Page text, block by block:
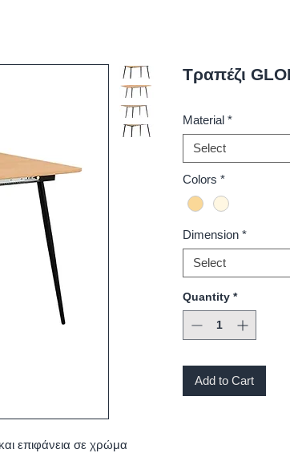
επιφάνεια σε χρώμα
Τραπέζι
Material *
Select
Colors *
Dimension *
Select
Quantity *
Add to Cart